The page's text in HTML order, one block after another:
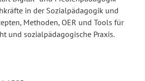
in der Sozialpädagogik und
Methoden, OER und Tools für
und sozialpädagogische Praxis.